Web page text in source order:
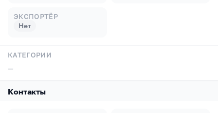
ЭКСПОРТЁР
Нет
КАТЕГОРИИ
—
Контакты